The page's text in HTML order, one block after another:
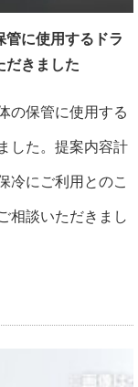
管に使用するドラ
だきました
の保管に使用する
した。提案内容計
冷にご利用とのこ
相談いただきまし